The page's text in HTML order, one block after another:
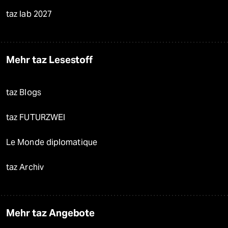
taz lab 2027
Mehr taz Lesestoff
taz Blogs
taz FUTURZWEI
Le Monde diplomatique
taz Archiv
Mehr taz Angebote